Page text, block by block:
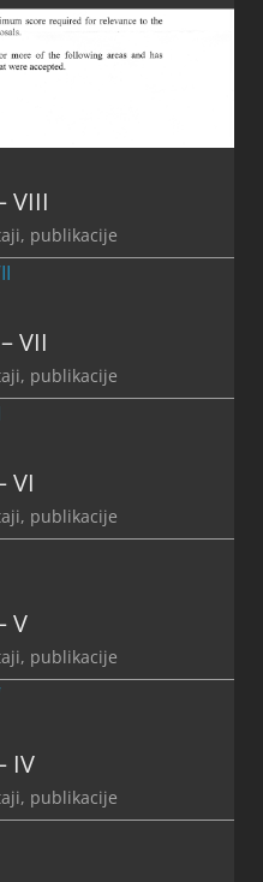
VIII
, publikacije
VII
, publikacije
VI
, publikacije
V
, publikacije
IV
, publikacije